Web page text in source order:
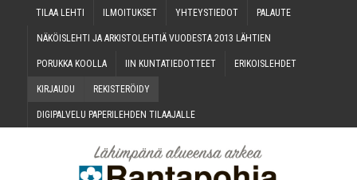
TILAA LEH­TI ILMOI­TUK­SET YHTEYS­TIE­DOT PALAU­TE
NÄKÖIS­LEH­TI JA ARKIS­TO­LEH­TIÄ VUO­DES­TA 2013 LÄHTIEN
PORUK­KA KOOLLA IIN KUN­TA­TIE­DOT­TEET ERI­KOIS­LEH­DET
KIR­JAU­DU REKIS­TE­RÖI­DY
DIGI­PAL­VE­LU PAPE­RI­LEH­DEN TILAAJALLE